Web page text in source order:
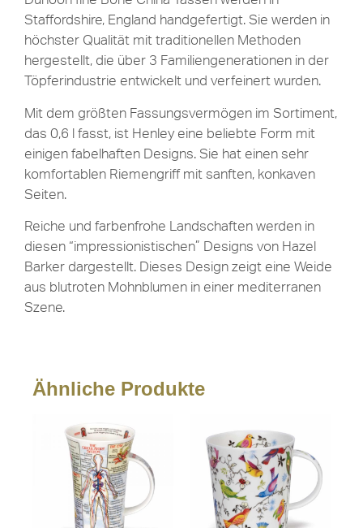
Staffordshire, England handgefertigt. Sie werden in
höchster Qualität mit traditionellen Methoden
hergestellt, die über 3 Familiengenerationen in der
Töpferindustrie entwickelt und verfeinert wurden.
Mit dem größten Fassungsvermögen im Sortiment,
das 0,6 l fasst, ist Henley eine beliebte Form mit
einigen fabelhaften Designs. Sie hat einen sehr
komfortablen Riemengriff mit sanften, konkaven
Seiten.
Reiche und farbenfrohe Landschaften werden in
diesen “impressionistischen” Designs von Hazel
Barker dargestellt. Dieses Design zeigt eine Weide
aus blutroten Mohnblumen in einer mediterranen
Szene.
Ähnliche Produkte